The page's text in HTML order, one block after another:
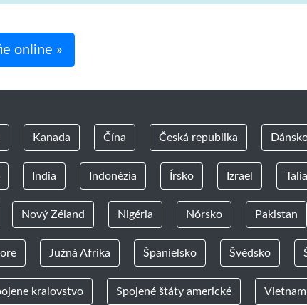
online »
Kanada Čína Česká republika
India Indonézia Írsko Izrael
Nový Zéland Nigéria Nórsko Pakistan
Južná Afrika Španielsko Švédsko
kralovstvo Spojené štáty americké Vietnam